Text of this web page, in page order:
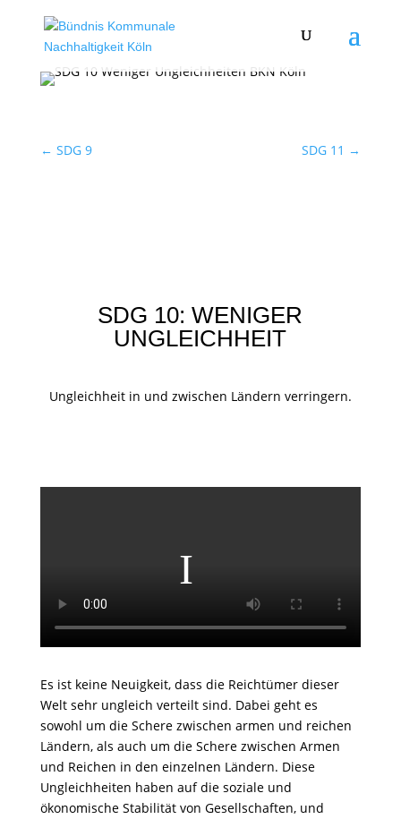
← SDG 9 SDG 11 →
SDG 10: WENIGER
UNGLEICHHEIT
Ungleichheit in und zwischen Ländern verringern.
Es ist keine Neuigkeit, dass die Reichtümer dieser
Welt sehr ungleich verteilt sind. Dabei geht es
sowohl um die Schere zwischen armen und reichen
Ländern, als auch um die Schere zwischen Armen
und Reichen in den einzelnen Ländern. Diese
Ungleichheiten haben auf die soziale und
ökonomische Stabilität von Gesellschaften, und